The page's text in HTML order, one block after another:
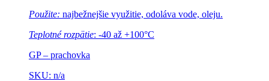
Použite: najbežnejšie využitie, odoláva vode, oleju.
Teplotné rozpätie: -40 až +100°C
GP – prachovka
SKU: n/a